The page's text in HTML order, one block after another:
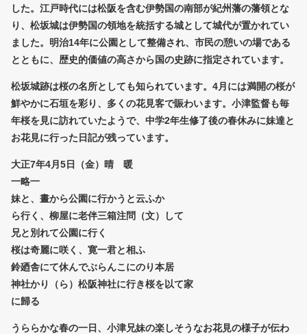
した。江戸時代には松阪を含む伊勢国の南部が紀州藩の藩領とな
り、松坂城は伊勢国の領地を統括する城として城代が置かれてい
ました。明治14年に公園として整備され、市民の憩いの場である
とともに、歴史的価値の高さから国の史跡に指定されています。
松坂城跡は桜の名所としても知られています。4月には満開の桜が
鮮やかに石垣を彩り、多くの花見客で賑わいます。小津監督も毎
年桜を見に訪れていたようで、中学2年生修了後の春休みに妹達と
お花見に行った日記が残っています。
大正7年4月5日（金）晴 暖
一略一
妹と、晝から公園に行かうと云ふか
ら行く、柳屋に老伴三箱注問（文）して
兄と別れて公園に行く
桜は奇麗に咲く、寛一君と相ふ
鈴廼舎にて休んでぶらんこにのり本居
神社かり（ら）松阪神社に行き桜を以て家
に歸る
うららかな春の一日、小津兄妹の楽しそうなお花見の様子が伝わ